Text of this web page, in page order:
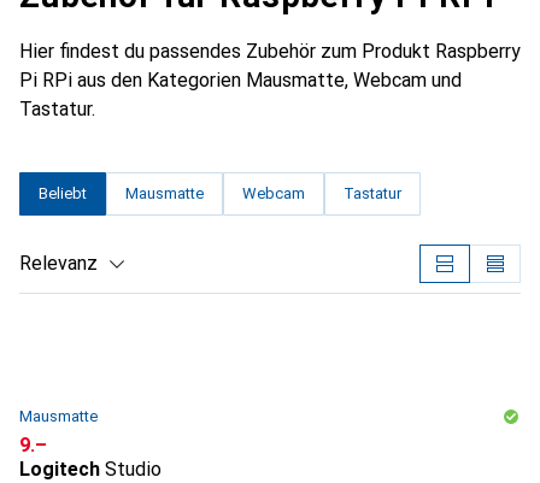
Hier findest du passendes Zubehör zum Produkt Raspberry
Pi RPi aus den Kategorien Mausmatte, Webcam und
Tastatur.
Beliebt Mausmatte Webcam Tastatur
Relevanz
Mausmatte
CHF
9.–
Logitech Studio